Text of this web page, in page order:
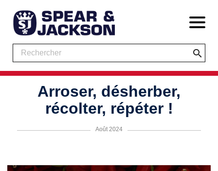
search
Arroser, désherber,
récolter, répéter !
Août 2024